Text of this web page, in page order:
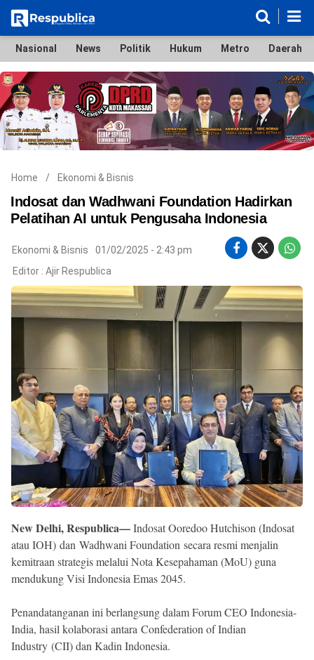
Nasional
News
Politik
Hukum
Metro
Daerah
Ekonomi & Bisnis
Lifestyle
Otomotif
Bola & Sport
Edukasi
Tokoh
Hiburan
©
Copyright
2026
Respublica
.
All
Right
Reserved
Nasional News Politik Hukum Metro Daerah
Home / Ekonomi & Bisnis
Indosat dan Wadhwani Foundation Hadirkan
Pelatihan AI untuk Pengusaha Indonesia
Ekonomi & Bisnis
01/02/2025 - 2:43 pm
Editor : Ajir Respublica
New Delhi, Respublica—Indosat Ooredoo Hutchison (Indosat
atau IOH) dan Wadhwani Foundation secara resmi menjalin
kemitraan strategis melalui Nota Kesepahaman (MoU) guna
mendukung Visi Indonesia Emas 2045.
Penandatanganan ini berlangsung dalam Forum CEO Indonesia-
India, hasil kolaborasi antara Confederation of Indian
Industry (CII) dan Kadin Indonesia.